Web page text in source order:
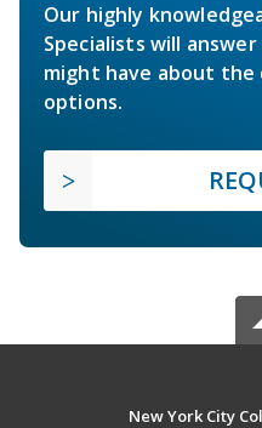
Our highly
Specialists will
might have about the
options.
New York City